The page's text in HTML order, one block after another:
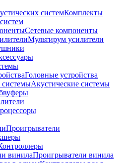
системКомплекты
Сетевые компоненты
Мультирум усилители
Головные устройства
системыАкустические системы
Проигрыватели
винилаПроигрыватели винила